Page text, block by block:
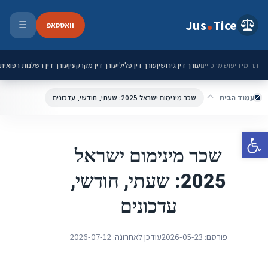
פתח סרגל נגישות
Jus Tice וואטסאפ ☰
תחומי חיפוש מרכזייםעורך דין גירושיןעורך דין פליליעורך דין מקרקעיןעורך דין רשלנות רפואית
עמוד הבית שכר מינימום ישראל 2025: שעתי, חודשי, עדכונים
שכר מינימום ישראל
2025: שעתי, חודשי,
עדכונים
פורסם: 2026-05-23עודכן לאחרונה:2026-07-12